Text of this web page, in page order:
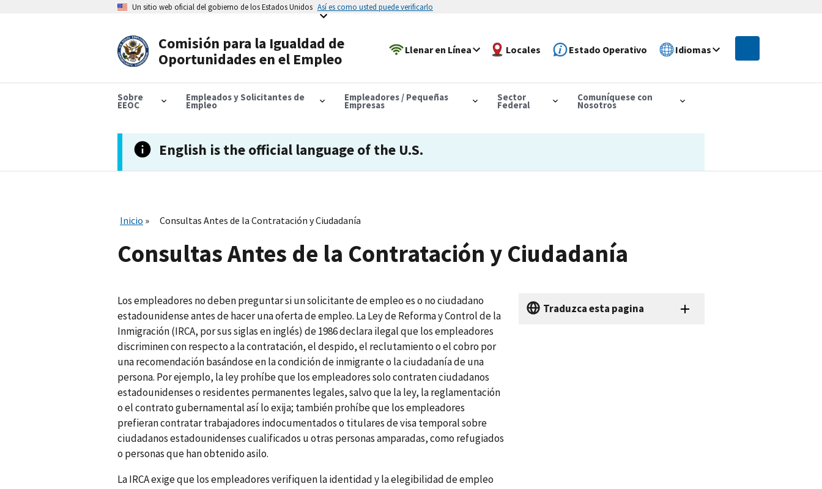
Un sitio web oficial del gobierno de los Estados Unidos Así es como usted puede verificarlo
Comisión para la Igualdad de
Oportunidades en el Empleo
Llenar en Línea Locales Estado Operativo Idiomas
Sobre
EEOC
Empleados y Solicitantes de
Empleo
Empleadores / Pequeñas
Empresas
Sector
Federal
Comuníquese con
Nosotros
English is the official language of the U.S.
Inicio Consultas Antes de la Contratación y Ciudadanía
Consultas Antes de la Contratación y Ciudadanía
Los empleadores no deben preguntar si un solicitante de empleo es o no ciudadano
estadounidense antes de hacer una oferta de empleo. La Ley de Reforma y Control de la
Inmigración (IRCA, por sus siglas en inglés) de 1986 declara ilegal que los empleadores
discriminen con respecto a la contratación, el despido, el reclutamiento o el cobro por
una recomendación basándose en la condición de inmigrante o la ciudadanía de una
persona. Por ejemplo, la ley prohíbe que los empleadores solo contraten ciudadanos
estadounidenses o residentes permanentes legales, salvo que la ley, la reglamentación
o el contrato gubernamental así lo exija; también prohíbe que los empleadores
prefieran contratar trabajadores indocumentados o titulares de visa temporal sobre
ciudadanos estadounidenses cualificados u otras personas amparadas, como refugiados
o personas que han obtenido asilo.
La IRCA exige que los empleadores verifiquen la identidad y la elegibilidad de empleo
Traduzca esta pagina